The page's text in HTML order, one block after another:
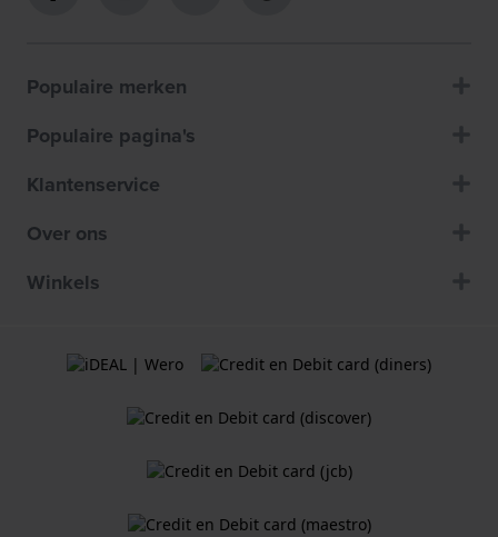
Populaire merken
Populaire pagina's
Klantenservice
Over ons
Winkels